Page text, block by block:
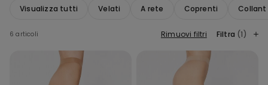
Visualizza tutti Velati A rete Coprenti
6 articoli Rimuovi filtri Filtra (1)